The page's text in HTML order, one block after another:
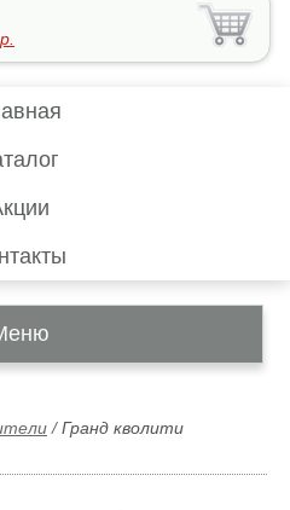
р.
/Гранд кволити